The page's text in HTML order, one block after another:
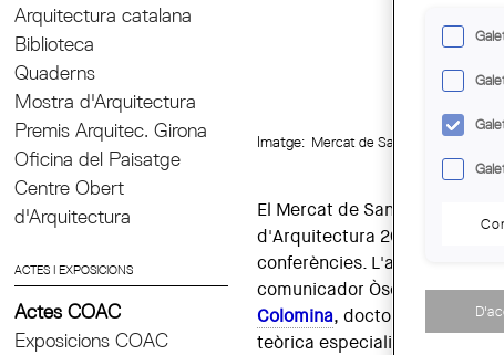
Arquitectura catalana
Biblioteca
Quaderns
Mostra d'Arquitectura
Premis Arquitec. Girona
Oficina del Paisatge
Centre Obert
d'Arquitectura
ACTES I EXPOSICIONS
Actes COAC
Exposicions COAC
Imatge: Mercat de Sant Antoni, 1906. ©
El Mercat de Sant Antoni
d'Arquitectura 2016, després
conferències. L'acte
comunicador Òscar Dalmau,
Colomina, doctora
teòrica especialitzada en la